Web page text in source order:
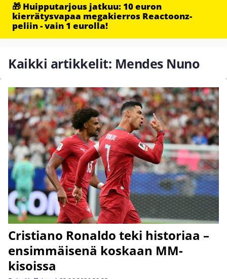
🎁 Huipputarjous jatkuu: 10 euron
kierrätysvapaa megakierros Reactoonz-
peliin - vain 1 eurolla!
Kaikki artikkelit: Mendes Nuno
Cristiano Ronaldo teki historiaa –
ensimmäisenä koskaan MM-
kisoissa